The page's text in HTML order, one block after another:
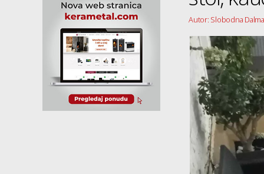
Autor: Slobodna